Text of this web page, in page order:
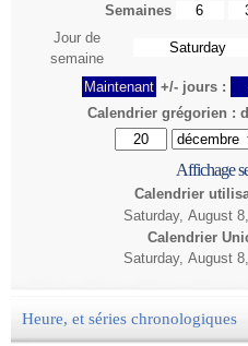
Semaines
Jour de
semaine
Maintenant +/- jours :
Calendrier grégorien :
Affichage
Calendrier
Saturday, August
Calendrier
Saturday, August
Heure, et séries chronologiques